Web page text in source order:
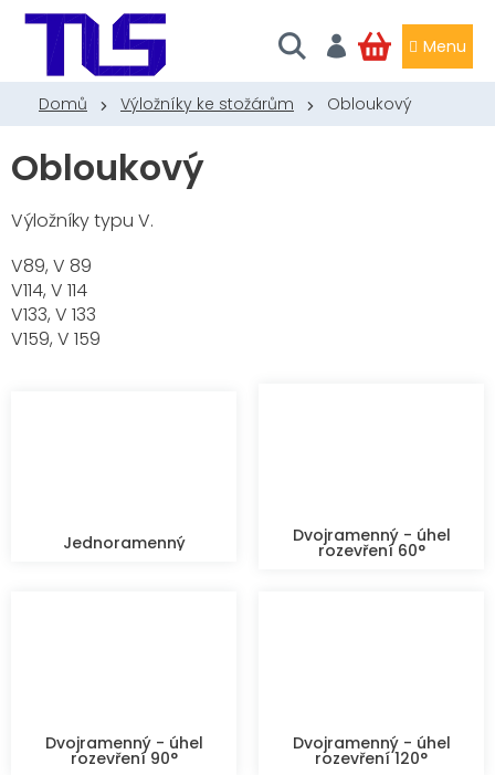
Přejít
NÁKUPNÍ
KOŠÍK
Domů Výložníky ke stožárům Obloukový
Obloukový
Výložníky typu V.
V89, V 89
V114, V 114
V133, V 133
V159, V 159
Jednoramenný Dvojramenný - úhel
rozevření 60°
Dvojramenný - úhel
rozevření 90°
Dvojramenný - úhel
rozevření 120°